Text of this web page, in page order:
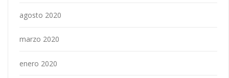
agosto 2020
marzo 2020
enero 2020